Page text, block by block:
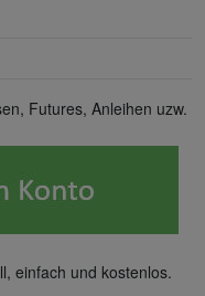
Futures, Anleihen uzw.
einfach und kostenlos.